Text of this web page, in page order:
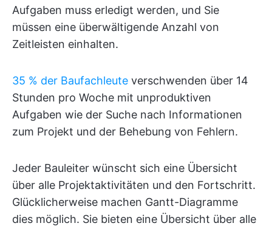
Aufgaben muss erledigt werden, und Sie
müssen eine überwältigende Anzahl von
Zeitleisten einhalten.
35 % der Baufachleute verschwenden über 14
Stunden pro Woche mit unproduktiven
Aufgaben wie der Suche nach Informationen
zum Projekt und der Behebung von Fehlern.
Jeder Bauleiter wünscht sich eine Übersicht
über alle Projektaktivitäten und den Fortschritt.
Glücklicherweise machen Gantt-Diagramme
dies möglich. Sie bieten eine Übersicht über alle